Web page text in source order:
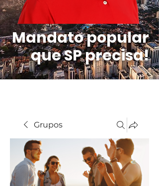
Mandato popular
que SP precisa!
Grupos